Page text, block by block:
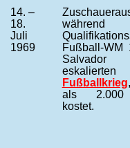
14. –
18.
Juli
1969
Fußball-WM
Salvador
Fußballkrieg
als 2.000
kostet.